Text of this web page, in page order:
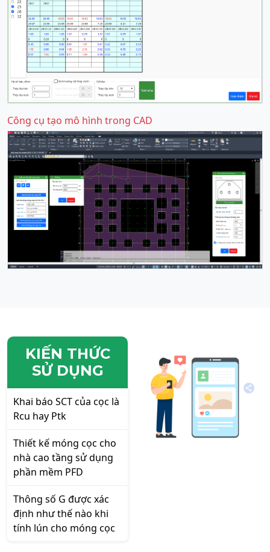
Công cụ tạo mô hình trong CAD
KIẾN THỨC
SỬ DỤNG
Khai báo SCT của cọc là
Rcu hay Ptk
Thiết kế móng cọc cho
nhà cao tầng sử dụng
phần mềm PFD
Thông số G được xác
định như thế nào khi
tính lún cho móng cọc